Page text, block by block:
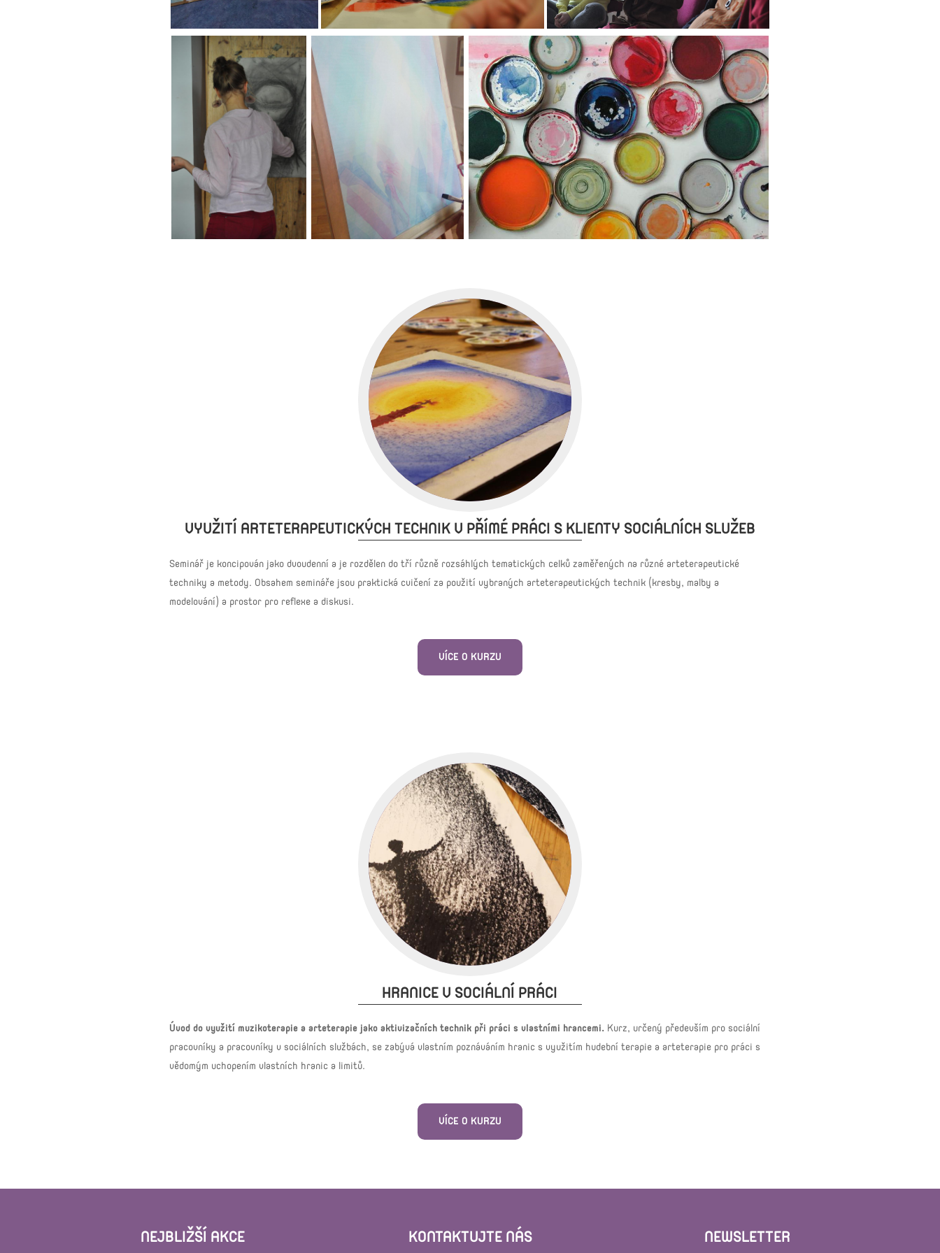
VYUŽITÍ ARTETERAPEUTICKÝCH TECHNIK V PŘÍMÉ PRÁCI S KLIENTY SOCIÁLNÍCH SLUŽEB
Seminář je koncipován jako dvoudenní a je rozdělen do tří různě rozsáhlých tematických celků zaměřených na různé arteterapeutické
techniky a metody. Obsahem semináře jsou praktická cvičení za použití vybraných arteterapeutických technik (kresby, malby a
modelování) a prostor pro reflexe a diskusi.
VÍCE O KURZU
HRANICE V SOCIÁLNÍ PRÁCI
Úvod do využití muzikoterapie a arteterapie jako aktivizačních technik při práci s vlastními hrancemi. Kurz, určený především pro sociální
pracovníky a pracovníky v sociálních službách, se zabývá vlastním poznáváním hranic s využitím hudební terapie a arteterapie pro práci s
vědomým uchopením vlastních hranic a limitů.
VÍCE O KURZU
NEJBLIŽŠÍ AKCE KONTAKTUJTE NÁS NEWSLETTER